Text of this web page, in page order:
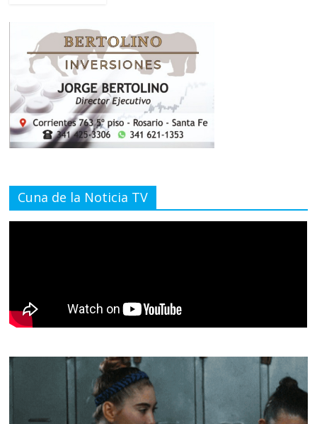
Cuna de la Noticia TV